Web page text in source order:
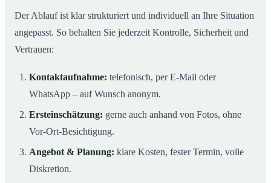
Der Ablauf ist klar strukturiert und individuell an Ihre Situation
angepasst. So behalten Sie jederzeit Kontrolle, Sicherheit und
Vertrauen:
Kontaktaufnahme: telefonisch, per E-Mail oder
WhatsApp – auf Wunsch anonym.
Ersteinschätzung: gerne auch anhand von Fotos, ohne
Vor-Ort-Besichtigung.
Angebot & Planung: klare Kosten, fester Termin, volle
Diskretion.